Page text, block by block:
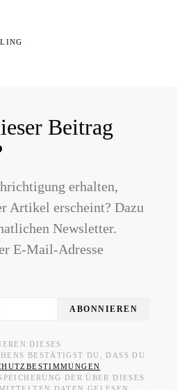
Beitrag
erhalten,
Artikel erscheint? Dazu
Newsletter.
E-Mail-Adresse
ABONNIEREN
DIESES
BESTÄTIGST DU, DASS DU
DER ÜBER DIESES